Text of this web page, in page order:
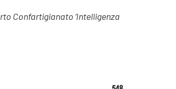
Confartigianato ‘Intelligenza